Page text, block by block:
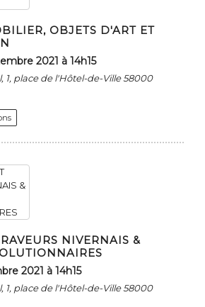
OBJETS D'ART ET
2021 à 14h15
1, place de l'Hôtel-de-Ville 58000
NIVERNAIS &
2021 à 14h15
1, place de l'Hôtel-de-Ville 58000